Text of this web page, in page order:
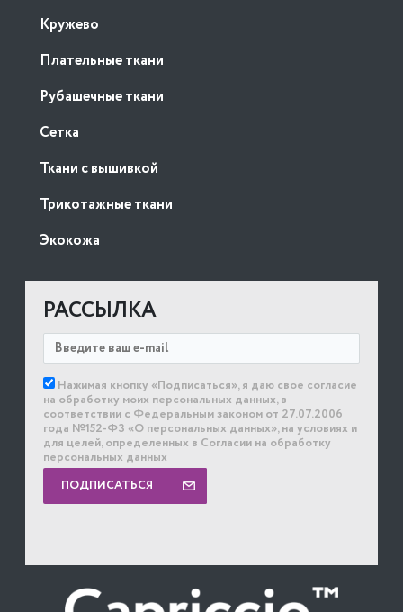
Кружево
Плательные ткани
Рубашечные ткани
Сетка
Ткани с вышивкой
Трикотажные ткани
Экокожа
РАССЫЛКА
Нажимая кнопку «Подписаться», я даю свое согласие
на обработку моих персональных данных, в
соответствии с Федеральным законом от 27.07.2006
года №152-ФЗ «О персональных данных», на условиях и
для целей, определенных в Согласии на обработку
персональных данных
ПОДПИСАТЬСЯ